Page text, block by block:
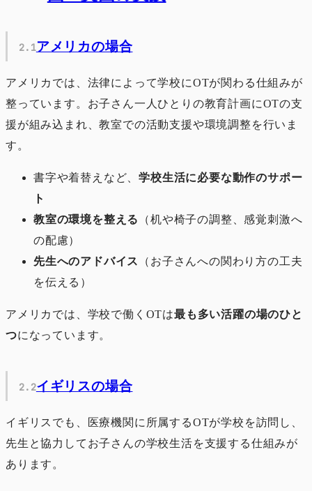
アメリカの場合
アメリカでは、法律によって学校にOTが関わる仕組みが
整っています。お子さん一人ひとりの教育計画にOTの支
援が組み込まれ、教室での活動支援や環境調整を行いま
す。
書字や着替えなど、学校生活に必要な動作のサポー
ト
教室の環境を整える
（机や椅子の調整、感覚刺激へ
の配慮）
先生へのアドバイス
（お子さんへの関わり方の工夫
を伝える）
アメリカでは、学校で働くOTは最も多い活躍の場のひと
つになっています。
イギリスの場合
イギリスでも、医療機関に所属するOTが学校を訪問し、
先生と協力してお子さんの学校生活を支援する仕組みが
あります。